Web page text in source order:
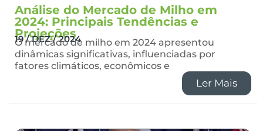
Análise do Mercado de Milho em
2024: Principais Tendências e
Projeções
19 / DEZ / 2024
O mercado de milho em 2024 apresentou
dinâmicas significativas, influenciadas por
fatores climáticos, econômicos e
Ler Mais